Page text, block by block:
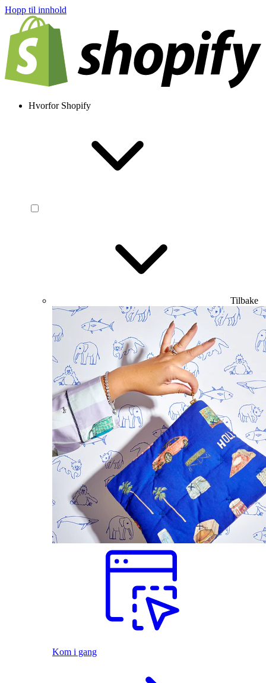
Hopp til innhold
Hvorfor Shopify
Tilbake
Kom i gang